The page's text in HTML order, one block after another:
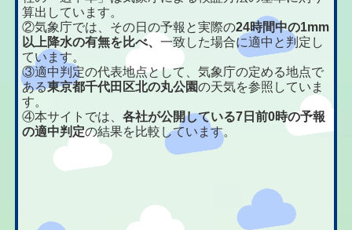
算出しています。
②気象庁では、その日の予報と実際の24時間中の1mm
以上降水の有無を比べ、一致した場合に適中と判定し
ています。
③適中判定の代表地点として、気象庁の定める地点で
ある東京都千代田区北の丸公園の天気を参照していま
す。
④本サイトでは、各社が公開している7日前0時の予報
の適中判定の結果を比較しています。